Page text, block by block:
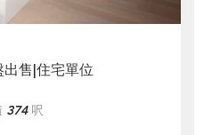
售|住宅單位
374呎